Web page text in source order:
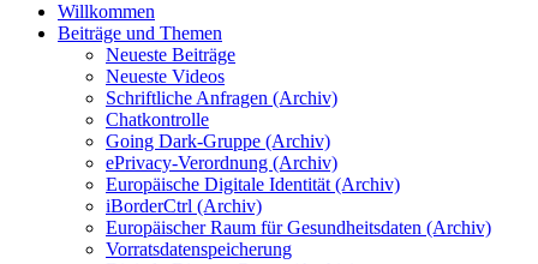
Willkommen
Beiträge und Themen
Neueste Beiträge
Neueste Videos
Schriftliche Anfragen (Archiv)
Chatkontrolle
Going Dark-Gruppe (Archiv)
ePrivacy-Verordnung (Archiv)
Europäische Digitale Identität (Archiv)
iBorderCtrl (Archiv)
Europäischer Raum für Gesundheitsdaten (Archiv)
Vorratsdatenspeicherung